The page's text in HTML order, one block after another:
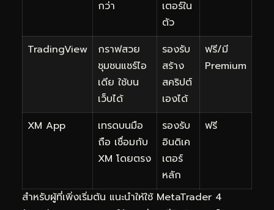
กว่า
เตอร์ใน
ตัว
TradingView
กราฟสวย
ชุมชนแชร์ไอ
เดีย ใช้บน
เว็บได้
รองรับ
สร้าง
สคริปต์
เองได้
ฟรี/มี
Premium
XM App
เทรดบนมือ
ถือ เชื่อมกับ
XM โดยตรง
รองรับ
อินดิเค
เตอร์
หลัก
ฟรี
สำหรับผู้ที่เพิ่งเริ่มต้น แนะนำให้ใช้ MetaTrader 4